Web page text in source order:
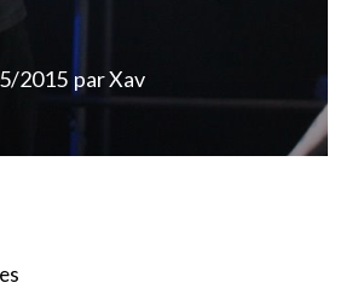
2015 parXav